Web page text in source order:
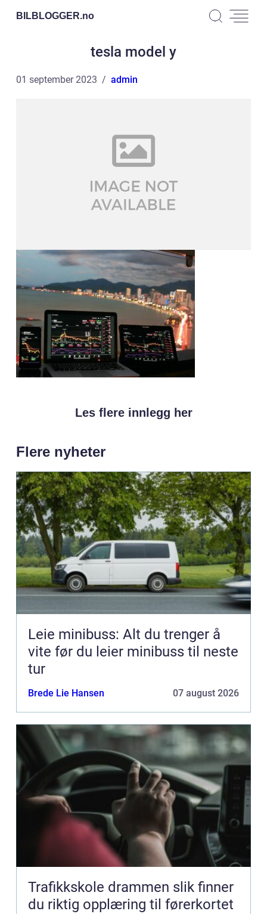
BILBLOGGER.no
tesla model y
01 september 2023 admin
Les flere innlegg her
Flere nyheter
Leie minibuss: Alt du trenger å
vite før du leier minibuss til neste
tur
Brede Lie Hansen 07 august 2026
Trafikkskole drammen slik finner
du riktig opplæring til førerkortet